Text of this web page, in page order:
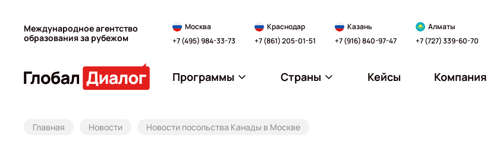
Международное агентство
образования за рубежом
Москва
+7 (495) 984-33-73
Краснодар
+7 (861) 205-01-51
Казань
+7 (916) 840-97-47
Алматы
+7 (727) 339-60-70
Программы Страны Кейсы Компания
Главная Новости Новости посольства Канады в Москве